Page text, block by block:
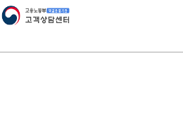
고용노동부 책임운영